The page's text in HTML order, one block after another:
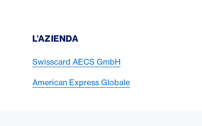
L’AZIENDA
Swisscard AECS GmbH
American Express Globale